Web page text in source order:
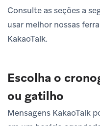
Consulte as seções a
usar melhor nossas
KakaoTalk.
Escolha o
ou gatilho
Mensagens KakaoTalk